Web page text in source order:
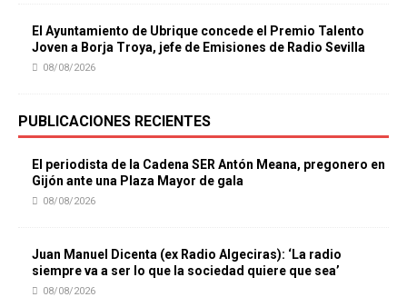
El Ayuntamiento de Ubrique concede el Premio Talento
Joven a Borja Troya, jefe de Emisiones de Radio Sevilla
08/08/2026
PUBLICACIONES RECIENTES
El periodista de la Cadena SER Antón Meana, pregonero en
Gijón ante una Plaza Mayor de gala
08/08/2026
Juan Manuel Dicenta (ex Radio Algeciras): ‘La radio
siempre va a ser lo que la sociedad quiere que sea’
08/08/2026